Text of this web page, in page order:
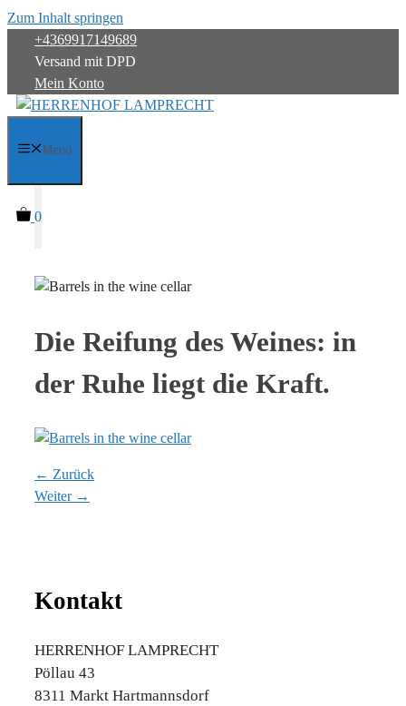
Zum Inhalt springen
+4369917149689
Versand mit DPD
Mein Konto
Menü
0
Die Reifung des Weines: in
der Ruhe liegt die Kraft.
← Zurück
Weiter →
Kontakt
HERRENHOF LAMPRECHT
Pöllau 43
8311 Markt Hartmannsdorf